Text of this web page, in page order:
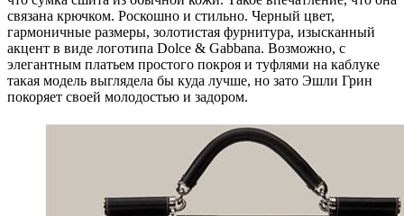
связана крючком. Роскошно и стильно. Черный цвет,
гармоничные размеры, золотистая фурнитура, изысканный
акцент в виде логотипа Dolce & Gabbana. Возможно, с
элегантным платьем простого покроя и туфлями на каблуке
такая модель выглядела бы куда лучше, но зато Эшли Грин
покоряет своей молодостью и задором.